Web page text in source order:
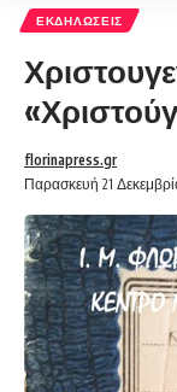
ΕΚΔΗΛΏΣΕΙΣ
Παρασκευή 21
florinapress.gr